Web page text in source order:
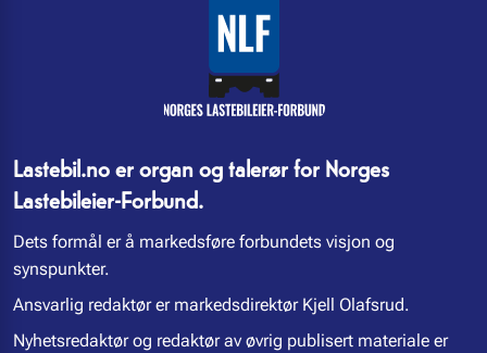
Lastebil.no er organ og talerør for Norges
Lastebileier-Forbund.
Dets formål er å markedsføre forbundets visjon og
synspunkter.
Ansvarlig redaktør er markedsdirektør Kjell Olafsrud.
Nyhetsredaktør og redaktør av øvrig publisert materiale er